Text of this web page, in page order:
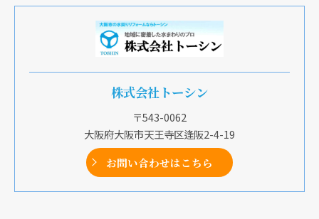
株式会社トーシン
〒543-0062
大阪府大阪市天王寺区逢阪2-4-19
お問い合わせはこちら